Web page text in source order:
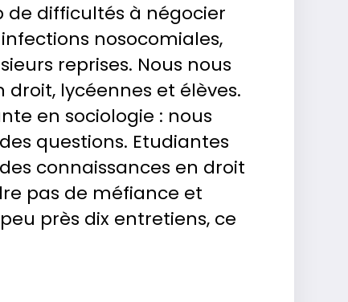
de difficultés à négocier
nosocomiales,
reprises. Nous nous
lycéennes et élèves.
en sociologie : nous
questions. Etudiantes
connaissances en droit
pas de méfiance et
près dix entretiens, ce